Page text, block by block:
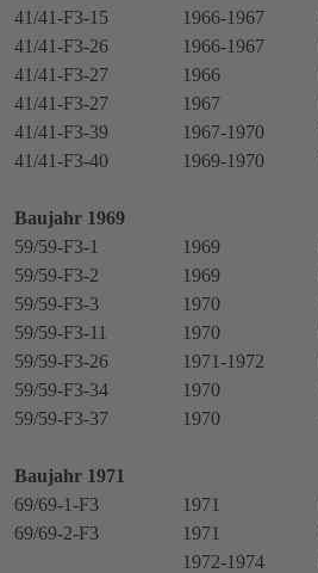
41/41-F3-15
1966-1967
41/41-F3-26
1966-1967
41/41-F3-27
1966
41/41-F3-27
1967
41/41-F3-39
1967-1970
41/41-F3-40
1969-1970
Baujahr 1969
59/59-F3-1
1969
59/59-F3-2
1969
59/59-F3-3
1970
59/59-F3-11
1970
59/59-F3-26
1971-1972
59/59-F3-34
1970
59/59-F3-37
1970
Baujahr 1971
69/69-1-F3
1971
69/69-2-F3
1971
1972-1974